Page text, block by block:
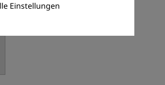
Einstellungen